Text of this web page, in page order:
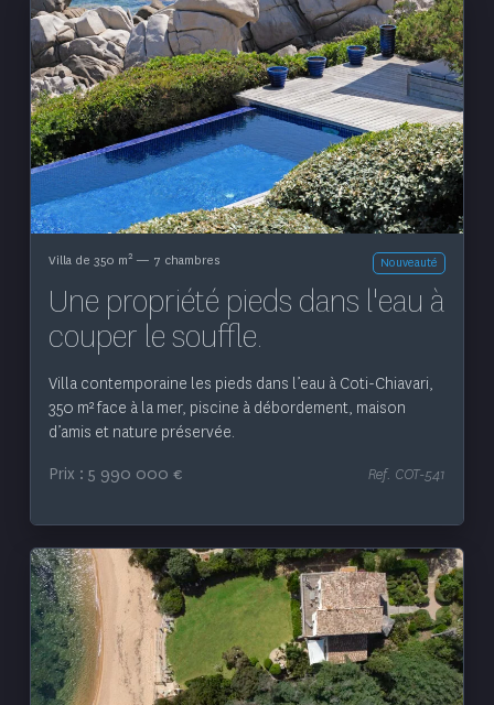
Voir le bien
Villa de 350 m2— 7 chambres Nouveauté
Une propriété pieds dans l'eau à
couper le souffle.
Villa contemporaine les pieds dans l’eau à Coti-Chiavari,
350 m² face à la mer, piscine à débordement, maison
d’amis et nature préservée.
Prix : 5 990 000 €
Ref. COT-541
Voir le bien